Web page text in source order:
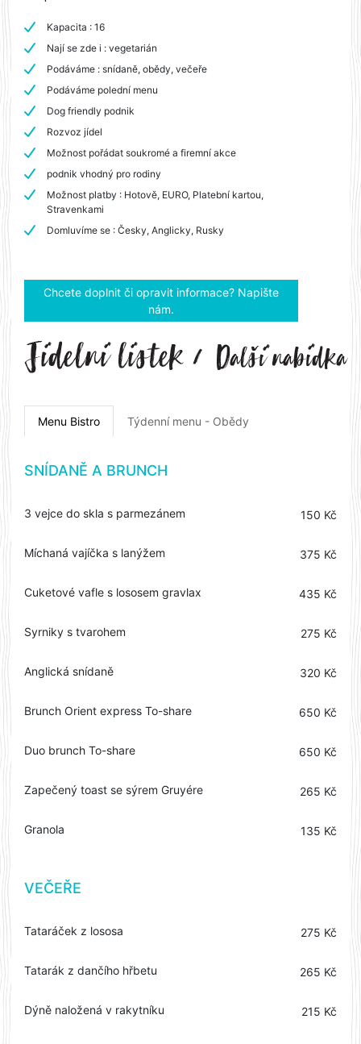
Kapacita : 16
Nají se zde i : vegetarián
Podáváme : snídaně, obědy, večeře
Podáváme polední menu
Dog friendly podnik
Rozvoz jídel
Možnost pořádat soukromé a firemní akce
podnik vhodný pro rodiny
Možnost platby : Hotově, EURO, Platební kartou,
Stravenkami
Domluvíme se : Česky, Anglicky, Rusky
Chcete doplnit či opravit informace? Napište
nám.
Menu Bistro Týdenní menu - Obědy
SNÍDANĚ A BRUNCH
3 vejce do skla s parmezánem 150 Kč
Míchaná vajíčka s lanýžem 375 Kč
Cuketové vafle s lososem gravlax 435 Kč
Syrniky s tvarohem 275 Kč
Anglická snídaně 320 Kč
Brunch Orient express To-share 650 Kč
Duo brunch To-share 650 Kč
Zapečený toast se sýrem Gruyére 265 Kč
Granola 135 Kč
VEČEŘE
Tataráček z lososa 275 Kč
Tatarák z dančího hřbetu 265 Kč
Dýně naložená v rakytníku 215 Kč